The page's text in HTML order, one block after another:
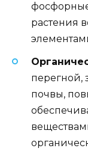
растения
перегной,
почвы,